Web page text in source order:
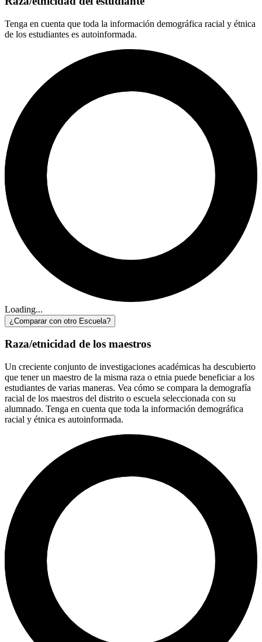
Tenga en cuenta que toda la información demográfica racial y étnica
de los estudiantes es autoinformada.
Loading...
¿Comparar con otro Escuela?
Raza/etnicidad de los maestros
Un creciente conjunto de investigaciones académicas ha descubierto
que tener un maestro de la misma raza o etnia puede beneficiar a los
estudiantes de varias maneras. Vea cómo se compara la demografía
racial de los maestros del distrito o escuela seleccionada con su
alumnado. Tenga en cuenta que toda la información demográfica
racial y étnica es autoinformada.